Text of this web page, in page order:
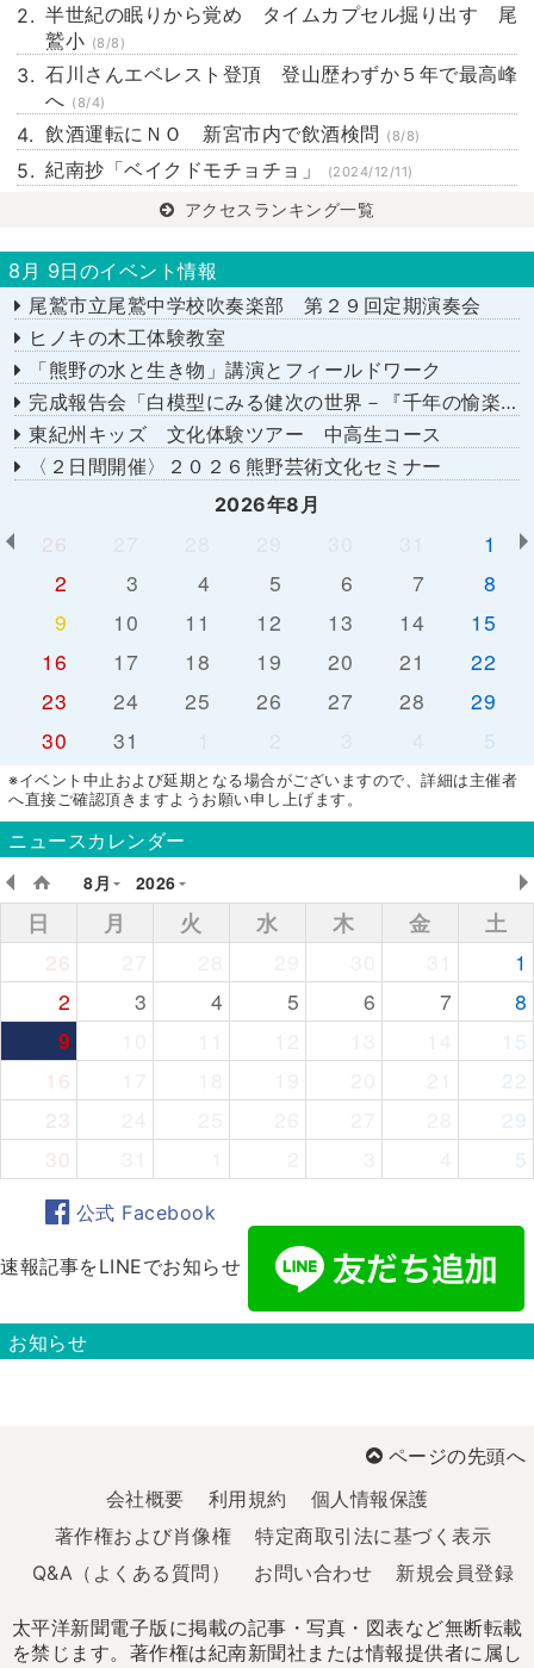
半世紀の眠りから覚め タイムカプセル掘り出す 尾
鷲小 (8/8)
石川さんエベレスト登頂 登山歴わずか５年で最高峰
へ (8/4)
飲酒運転にＮＯ 新宮市内で飲酒検問 (8/8)
紀南抄「ベイクドモチョチョ」 (2024/12/11)
アクセスランキング一覧
8月 9日のイベント情報
尾鷲市立尾鷲中学校吹奏楽部 第２９回定期演奏会
ヒノキの木工体験教室
「熊野の水と生き物」講演とフィールドワーク
完成報告会「白模型にみる健次の世界－『千年の愉楽』『奇蹟』より－」
東紀州キッズ 文化体験ツアー 中高生コース
〈２日間開催〉２０２６熊野芸術文化セミナー
2026年8月
26
1
2
3 4 5 6 7
8
9
10 11 12 13 14
15
16
17 18 19 20 21
22
23
24 25 26 27 28
29
30
31 5
※イベント中止および延期となる場合がございますので、詳細は主催者
へ直接ご確認頂きますようお願い申し上げます。
ニュースカレンダー
8月
2026
日 月 火 水 木 金
土
26
1
2
3 4 5 6 7
8
9
15
16
22
23
29
30
5
公式 Facebook
速報記事をLINEでお知らせ
お知らせ
ページの先頭へ
会社概要
利用規約
個人情報保護
著作権および肖像権
特定商取引法に基づく表示
Q&A（よくある質問）
お問い合わせ 新規会員登録
太平洋新聞電子版に掲載の記事・写真・図表など無断転載
を禁じます。著作権は紀南新聞社または情報提供者に属し